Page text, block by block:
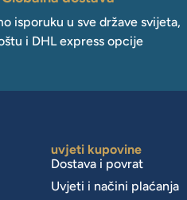
isporuku u sve države svijeta,
i DHL express opcije
uvjeti kupovine
Dostava i povrat
Uvjeti i načini plaćanja